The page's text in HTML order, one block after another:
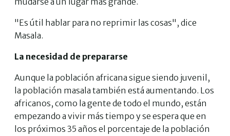
"Es útil hablar para no reprimir las cosas", dice
Masala.
La necesidad de prepararse
Aunque la población africana sigue siendo juvenil,
la población masala también está aumentando. Los
africanos, como la gente de todo el mundo, están
empezando a vivir más tiempo y se espera que en
los próximos 35 años el porcentaje de la población